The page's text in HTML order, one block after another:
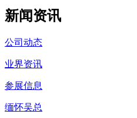
新闻资讯
公司动态
业界资讯
参展信息
缅怀吴总